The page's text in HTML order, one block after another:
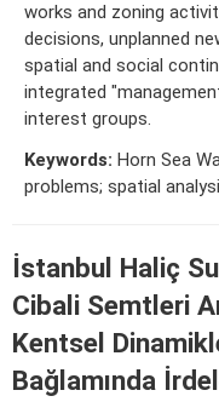
works and zoning
decisions, unplanned
spatial and social
integrated
interest groups.
Keywords: Horn Sea
problems; spatial
İstanbul Haliç
Cibali Semtleri
Kentsel
Bağlamında